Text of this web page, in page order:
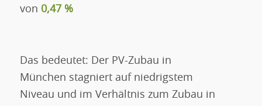
von 0,47 %
Das bedeutet: Der PV-Zubau in
München stagniert auf niedrigstem
Niveau und im Verhältnis zum Zubau in